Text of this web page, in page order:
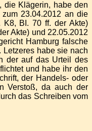
die Klägerin, habe den
23.04.2012 an die
K8, BI. 70 ff. der Akte)
Akte) und 22.05.2012
Hamburg falsche
habe sie nach
der auf das Urteil des
und habe ihr den
der Handels- oder
Verstoß, da auch der
das Schreiben vom